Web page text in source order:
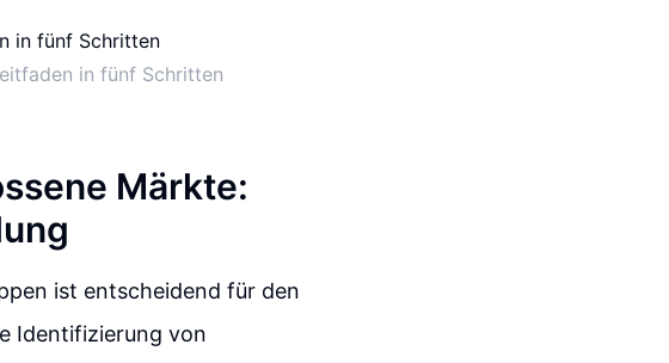
in fünf Schritten
Märkte:
ist entscheidend für den
Identifizierung von